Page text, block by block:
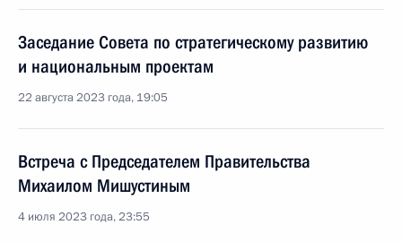
Заседание Совета по стратегическому развитию
и национальным проектам
22 августа 2023 года, 19:05
Встреча с Председателем Правительства
Михаилом Мишустиным
4 июля 2023 года, 23:55